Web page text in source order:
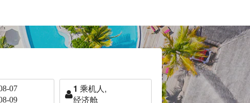
07
09
1 乘机人,
经济舱